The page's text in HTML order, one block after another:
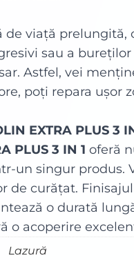
de viață prelungită,
sau a
Astfel, vei
poți repara ușor
EXTRA PLUS 3
PLUS 3 IN 1 oferă
un singur produs.
de curățat.
o durată
o acoperire
Lazură